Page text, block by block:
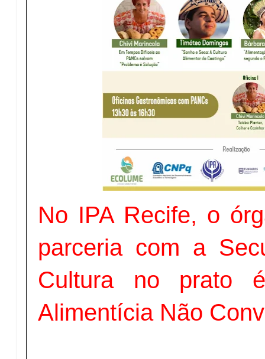
No IPA Recife, o
parceria com a
Cultura no prato
Alimentícia Não